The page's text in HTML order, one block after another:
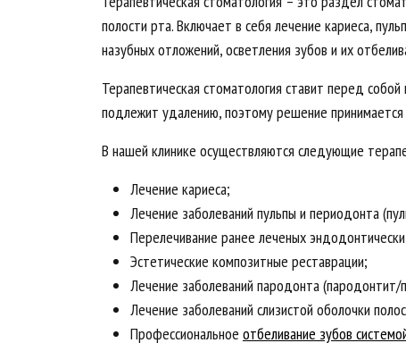
полости рта. Включает в себя лечение кариеса,
назубных отложений, осветления зубов и их
Терапевтическая стоматология ставит перед
подлежит удалению, поэтому решение принимается
В нашей клинике осуществляются следующие
Лечение кариеса;
Лечение заболеваний пульпы и периодонта
Перелечивание ранее леченых
Эстетические композитные реставрации;
Лечение заболеваний пародонта
Лечение заболеваний слизистой оболочки
Профессиональное отбеливание зубов